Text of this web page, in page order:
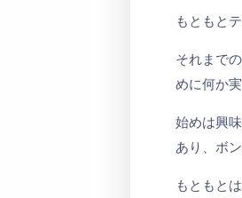
もともと
それまで
めに何か
始めは興
あり、ボ
もともと